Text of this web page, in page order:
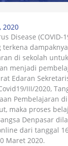
2020
Disease (COVID-
terkena
di sekolah
menjadi
Edaran
III/2020,
Pembelajaran
maka proses
Denpasar
dari tanggal
Maret 2020.